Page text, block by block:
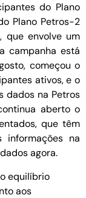
do Plano
Plano Petros-2
que envolve um
campanha está
começou o
ativos, e o
dados na Petros
aberto o
que têm
na
agora.
equilíbrio
aos